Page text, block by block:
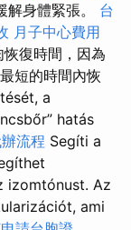
身體緊張。 台
月子中心費用
復時間，因為
短的時間內恢
a
hatás
流程 Segíti a
izomtónust. Az
ami